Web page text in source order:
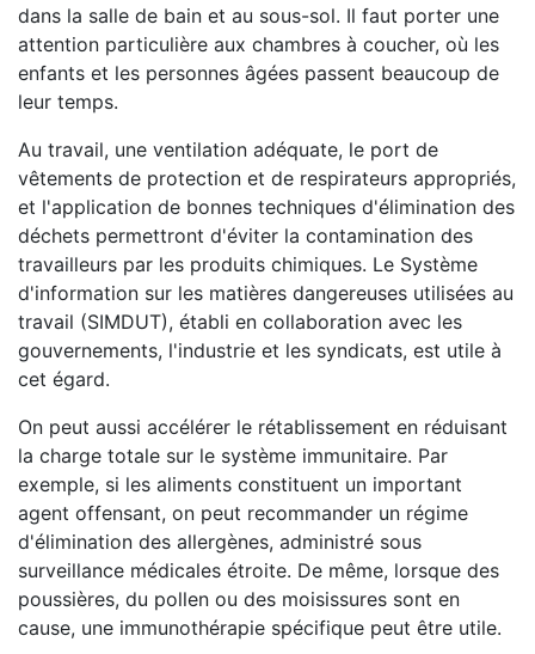
dans la salle de bain et au sous-sol. Il faut porter une
attention particulière aux chambres à coucher, où les
enfants et les personnes âgées passent beaucoup de
leur temps.
Au travail, une ventilation adéquate, le port de
vêtements de protection et de respirateurs appropriés,
et l'application de bonnes techniques d'élimination des
déchets permettront d'éviter la contamination des
travailleurs par les produits chimiques. Le Système
d'information sur les matières dangereuses utilisées au
travail (SIMDUT), établi en collaboration avec les
gouvernements, l'industrie et les syndicats, est utile à
cet égard.
On peut aussi accélérer le rétablissement en réduisant
la charge totale sur le système immunitaire. Par
exemple, si les aliments constituent un important
agent offensant, on peut recommander un régime
d'élimination des allergènes, administré sous
surveillance médicales étroite. De même, lorsque des
poussières, du pollen ou des moisissures sont en
cause, une immunothérapie spécifique peut être utile.